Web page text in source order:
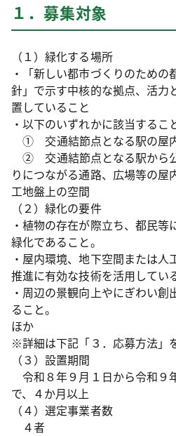
１．募集対象
（１）緑化する場所
・「新しい都市づくりのため
針」で示す中核的な拠点、活力
置していること
・以下のいずれかに該当するこ
① 交通結節点となる駅の屋内
② 交通結節点となる駅から
りにつながる通路、広場等の屋
工地盤上の空間
（２）緑化の要件
・植物の存在が際立ち、都民等
緑化であること。
・屋内環境、地下空間または
推進に有効な技術を活用してい
・周辺の景観向上やにぎわい
ること。
ほか
※詳細は下記「３．応募方法」
（３）設置期間
令和８年９月１日から令和９
で、４か月以上
（４）選定事業者数
４者